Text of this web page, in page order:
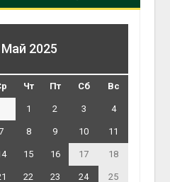
Май 2025
Чт Пт Сб Вс
1 2 3 4
8 9 10 11
15 16 17 18
22 23 24 25